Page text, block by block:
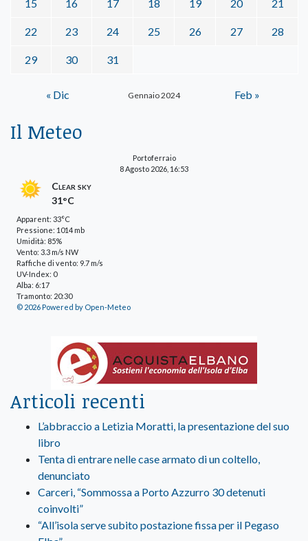
Gennaio 2024
15 16 17 18 19 20 21
22 23 24 25 26 27 28
29 30 31
« Dic Feb »
Il Meteo
Portoferraio
8 Agosto 2026, 16:53
Clear sky
31°C
Apparent: 33°C
Pressione: 1014 mb
Umidità: 85%
Vento: 3.3 m/s NW
Raffiche di vento: 9.7 m/s
UV-Index: 0
Alba: 6:17
Tramonto: 20:30
© 2026 Powered by Open-Meteo
Articoli recenti
L’abbraccio a Letizia Moratti, la presentazione del suo
libro
Tenta di entrare nelle case armato di un coltello,
denunciato
Carceri, “Sommossa a Porto Azzurro 30 detenuti
coinvolti”
“All’isola serve subito postazione fissa per il Pegaso